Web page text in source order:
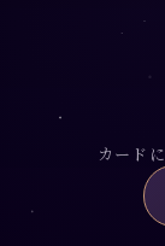
カード